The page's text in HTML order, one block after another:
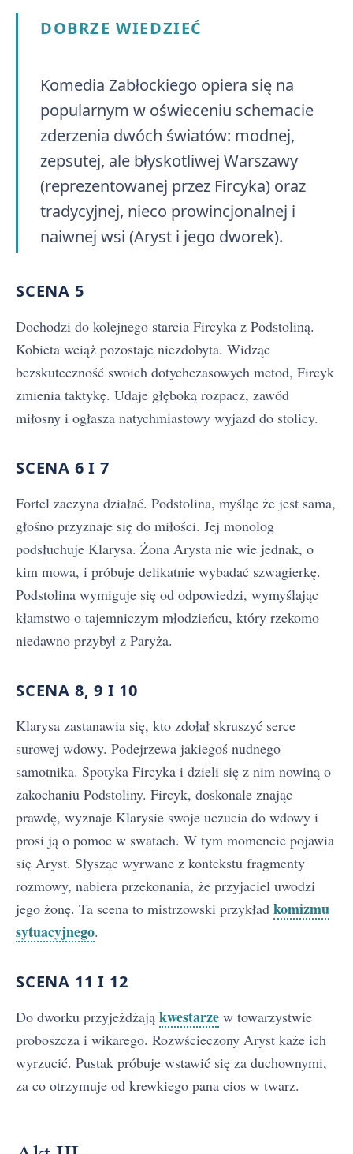
DOBRZE WIEDZIEĆ
Komedia Zabłockiego opiera się na
popularnym w oświeceniu schemacie
zderzenia dwóch światów: modnej,
zepsutej, ale błyskotliwej Warszawy
(reprezentowanej przez Fircyka) oraz
tradycyjnej, nieco prowincjonalnej i
naiwnej wsi (Aryst i jego dworek).
SCENA 5
Dochodzi do kolejnego starcia Fircyka z Podstoliną.
Kobieta wciąż pozostaje niezdobyta. Widząc
bezskuteczność swoich dotychczasowych metod, Fircyk
zmienia taktykę. Udaje głęboką rozpacz, zawód
miłosny i ogłasza natychmiastowy wyjazd do stolicy.
SCENA 6 I 7
Fortel zaczyna działać. Podstolina, myśląc że jest sama,
głośno przyznaje się do miłości. Jej monolog
podsłuchuje Klarysa. Żona Arysta nie wie jednak, o
kim mowa, i próbuje delikatnie wybadać szwagierkę.
Podstolina wymiguje się od odpowiedzi, wymyślając
kłamstwo o tajemniczym młodzieńcu, który rzekomo
niedawno przybył z Paryża.
SCENA 8, 9 I 10
Klarysa zastanawia się, kto zdołał skruszyć serce
surowej wdowy. Podejrzewa jakiegoś nudnego
samotnika. Spotyka Fircyka i dzieli się z nim nowiną o
zakochaniu Podstoliny. Fircyk, doskonale znając
prawdę, wyznaje Klarysie swoje uczucia do wdowy i
prosi ją o pomoc w swatach. W tym momencie pojawia
się Aryst. Słysząc wyrwane z kontekstu fragmenty
rozmowy, nabiera przekonania, że przyjaciel uwodzi
jego żonę. Ta scena to mistrzowski przykład komizmu
sytuacyjnego.
SCENA 11 I 12
Do dworku przyjeżdżają kwestarze w towarzystwie
proboszcza i wikarego. Rozwścieczony Aryst każe ich
wyrzucić. Pustak próbuje wstawić się za duchownymi,
za co otrzymuje od krewkiego pana cios w twarz.